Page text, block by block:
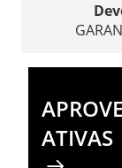
ATIVAS